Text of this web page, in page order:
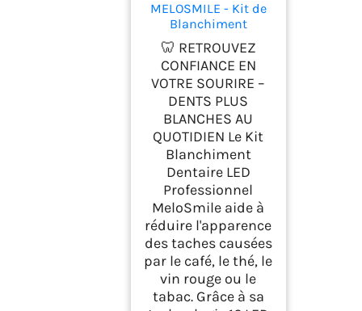
MELOSMILE - Kit de
Blanchiment
Dentaire
Professionnel avec
Lampe LED 16X - 3
Gels pour un
Blanchiment Rapide
et Efficace, Élimine
les Taches Profondes
(Kit de blanchiment)
🦷 RETROUVEZ
CONFIANCE EN
VOTRE SOURIRE –
DENTS PLUS
BLANCHES AU
QUOTIDIEN Le Kit
Blanchiment
Dentaire LED
Professionnel
MeloSmile aide à
réduire l'apparence
des taches causées
par le café, le thé, le
vin rouge ou le
tabac. Grâce à sa